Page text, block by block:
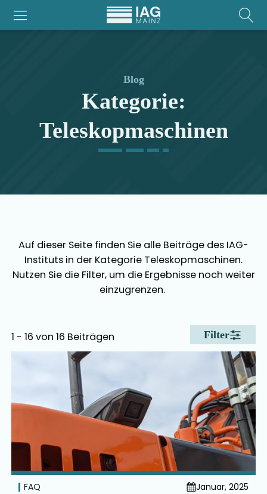
Blog
Kategorie:
Teleskopmaschinen
Auf dieser Seite finden Sie alle Beiträge des IAG-
Instituts in der Kategorie Teleskopmaschinen.
Nutzen Sie die Filter, um die Ergebnisse noch weiter
einzugrenzen.
1 - 16 von 16 Beiträgen Filter
FAQ
Januar, 2025